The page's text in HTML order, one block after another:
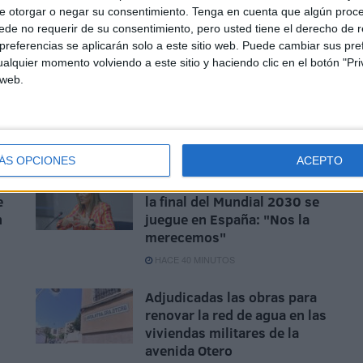
otorgar o negar su consentimiento. Tenga en cuenta que algún
no requerir de su consentimiento, pero usted tiene el derecho de
se aplicarán solo a este sitio web. Puede cambiar sus
momento volviendo a este sitio y haciendo clic en el botón
OPCIONES ACEPTO
o hemos tenido la suerte de tenerlos a nuestro
de dar para que ni siquiera se nos facilite la
Eso es indecente.
Milagros Tolón defiende que
la final del Mundial 2030 se
juegue en España: "Nos la
merecemos"
HACE 40 MINUTOS
Adjudicadas las obras para
renovar la red de agua en las
viviendas militares de la
avenida Otero